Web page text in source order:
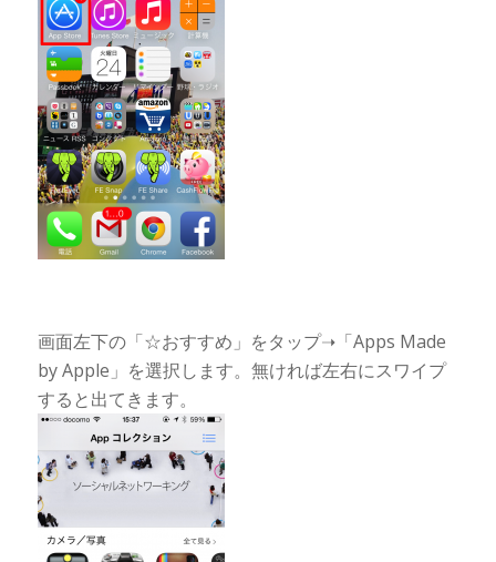
画面左下の「☆おすすめ」をタップ➝「Apps Made
by Apple」を選択します。無ければ左右にスワイプ
すると出てきます。